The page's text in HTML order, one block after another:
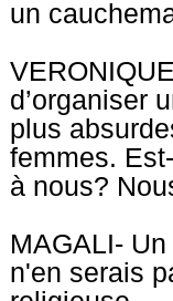
un
d’organiser
plus
femmes.
à nous?
MAGALI-
n'en serais